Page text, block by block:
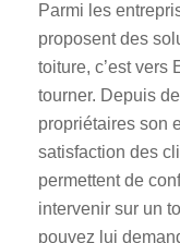
Parmi les
proposent des
toiture, c’est vers
tourner. Depuis
propriétaires son
satisfaction des
permettent de
intervenir sur un
pouvez lui